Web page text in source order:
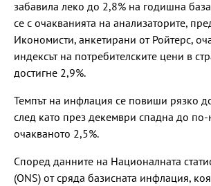
забавила леко до 2,8% на годишна
се с очакванията на анализаторите,
Икономисти, анкетирани от Ройтерс,
индексът на потребителските цени в
достигне 2,9%.
Темпът на инфлация се повиши рязко
след като през декември спадна до по-
очакваното 2,5%.
Според данните на Националната
(ONS) от сряда базисната инфлация,